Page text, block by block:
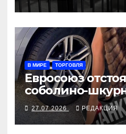
В МИРЕ ТОРГОВЛЯ
Евросоюз
соболино-
интерес
27.07.2026 РЕДАКЦИЯ